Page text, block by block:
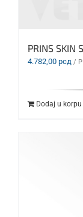
PRINS SKIN
4.782,00 рсд /
Dodaj u korpu